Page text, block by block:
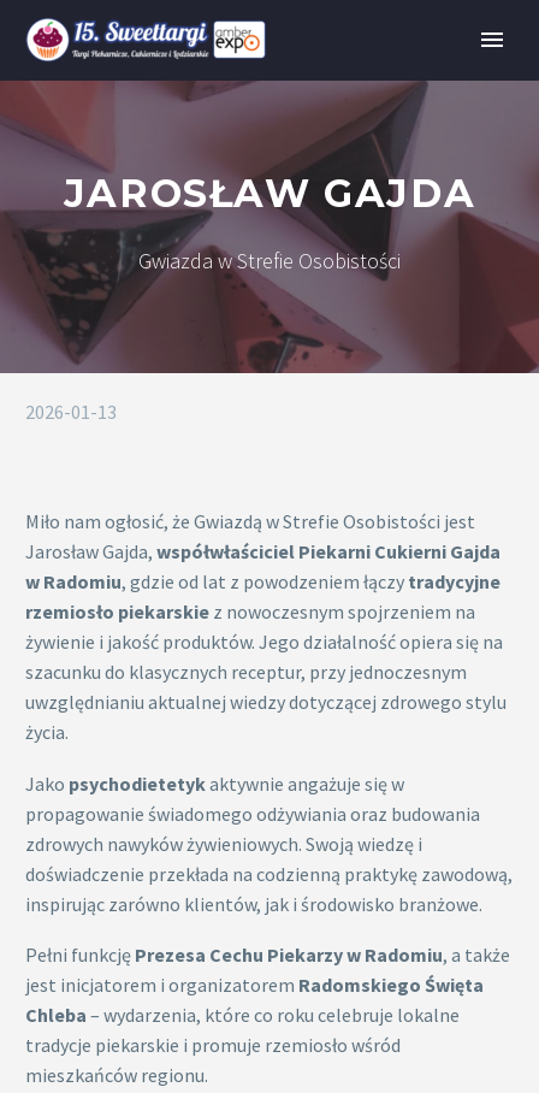
JAROSŁAW GAJDA
Gwiazda w Strefie Osobistości
2026-01-13
Miło nam ogłosić, że Gwiazdą w Strefie Osobistości jest
Jarosław Gajda, współwłaściciel Piekarni Cukierni Gajda
w Radomiu, gdzie od lat z powodzeniem łączy tradycyjne
rzemiosło piekarskie z nowoczesnym spojrzeniem na
żywienie i jakość produktów. Jego działalność opiera się na
szacunku do klasycznych receptur, przy jednoczesnym
uwzględnianiu aktualnej wiedzy dotyczącej zdrowego stylu
życia.
Jako psychodietetykaktywnie angażuje się w
propagowanie świadomego odżywiania oraz budowania
zdrowych nawyków żywieniowych. Swoją wiedzę i
doświadczenie przekłada na codzienną praktykę zawodową,
inspirując zarówno klientów, jak i środowisko branżowe.
Pełni funkcję Prezesa Cechu Piekarzy w Radomiu, a także
jest inicjatorem i organizatorem Radomskiego Święta
Chleba – wydarzenia, które co roku celebruje lokalne
tradycje piekarskie i promuje rzemiosło wśród
mieszkańców regionu.